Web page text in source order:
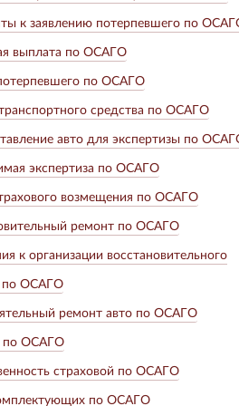
к заявлению потерпевшего по
выплата по ОСАГО
по ОСАГО
средства по ОСАГО
авто для экспертизы по
экспертиза по ОСАГО
возмещения по ОСАГО
ремонт по ОСАГО
к организации восстановительного
по ОСАГО
ремонт авто по ОСАГО
по ОСАГО
страховой по ОСАГО
по ОСАГО